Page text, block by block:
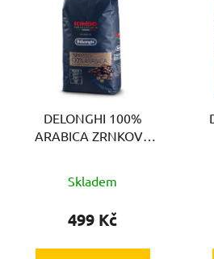
DELONGHI 100%
ARABICA ZRNKOVÁ
Skladem
499 Kč